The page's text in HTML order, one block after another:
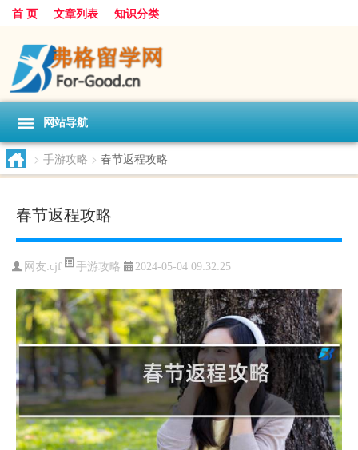
首 页 文章列表 知识分类
网站导航
> 手游攻略 > 春节返程攻略
春节返程攻略
网友:cjf 手游攻略 2024-05-04 09:32:25